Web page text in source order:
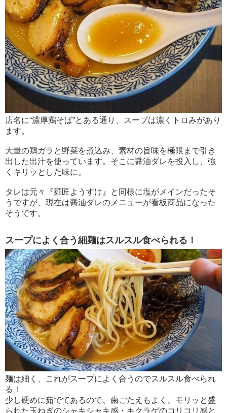
店名に“濃厚鶏そば”とある通り、スープは濃くトロみがあり
ます。
大量の鶏ガラと野菜を煮込み、素材の旨味を極限まで引き
出した出汁を使っています。そこに醤油ダレを投入し、強
くキリッとした味に。
タレは元々『麺匠ようすけ』と同様に塩がメインだったそ
うですが、現在は醤油ダレのメニューが看板商品になった
そうです。
スープによく合う細麺はスルスル食べられる！
麺は細く、これがスープによく合うのでスルスル食べられ
る！
少し硬めに茹でてあるので、歯ごたえもよく、モリッと盛
られた玉ねぎのシャキシャキ感・キクラゲのコリコリ感と